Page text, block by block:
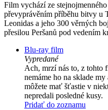
Film vychází ze
převyprávěním příběhu bitvy u
Leonidas a jeho 300 věrných
přesilou Peršanů pod vedením
Blu-ray film
Vypredané
Ach, mrzí nás to, z tohto
nemáme ho na sklade
môžete mať šťastie v
nepredali posledné kusy.
Pridať do zoznamu